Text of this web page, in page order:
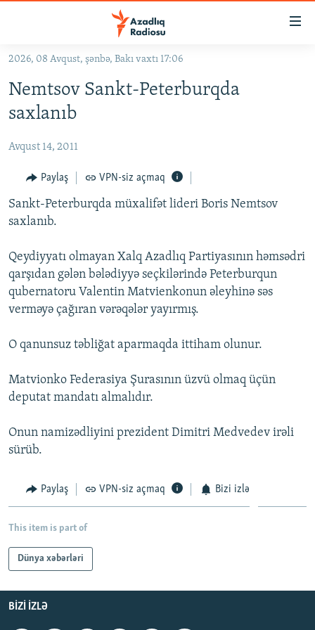
Əsas
qayıt
Əsas
qayıt
#ƏSLINDƏ
FƏRQƏ BAX
QANUNI DOĞRU
ARAŞDIRMA
MULTIMEDIA
VIDEO
FOTOQALEREYA
KARIKATURA
RADIO ARXIV
İSLAM VƏ DEMOKRATIYA
İZ - MƏDƏNIYYƏT PROQRAMI
HAQQIMIZDA
PEŞƏ ETIKASI VƏ JURNALISTIKA STANDARTLARIMIZ
MATERIALLARIMIZDAN ISTIFADƏ
AZADLIQRADIOSU MOBIL TELEFONUNUZDA
BIZIMLƏ ƏLAQƏ
XƏBƏR BÜLLETENLƏRIMIZ
BIZI IZLƏ
RFE/RL-in bütün saytları
2026, 08 Avqust, şənbə, Bakı vaxtı 17:06
Nemtsov Sankt-Peterburqda
saxlanıb
Avqust 14, 2011
Paylaş VPN-siz açmaq
Sankt-Peterburqda müxalifət lideri Boris Nemtsov
saxlanıb.
Qeydiyyatı olmayan Xalq Azadlıq Partiyasının həmsədri
qarşıdan gələn bələdiyyə seçkilərində Peterburqun
qubernatoru Valentin Matvienkonun əleyhinə səs
verməyə çağıran vərəqələr yayırmış.
O qanunsuz təbliğat aparmaqda ittiham olunur.
Matvionko Federasiya Şurasının üzvü olmaq üçün
deputat mandatı almalıdır.
Onun namizədliyini prezident Dimitri Medvedev irəli
sürüb.
Paylaş VPN-siz açmaq Bizi izlə
This item is part of
Dünya xəbərləri
BIZI IZLƏ